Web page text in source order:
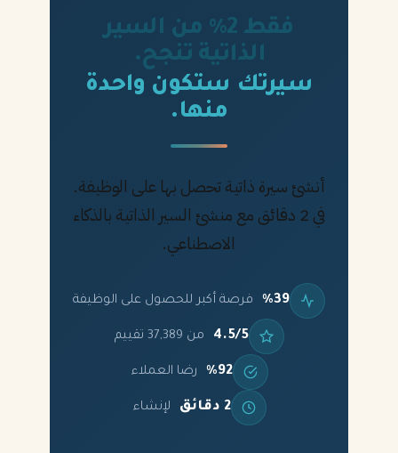
فقط 2% من السير
الذاتية تنجح.
سيرتك ستكون واحدة
منها.
أنشئ سيرة ذاتية تحصل بها على الوظيفة.
في 2 دقائق مع منشئ السير الذاتية بالذكاء
الاصطناعي.
%39 فرصة أكبر للحصول على الوظيفة
4.5/5 من 37,389 تقييم
%92 رضا العملاء
2 دقائق لإنشاء